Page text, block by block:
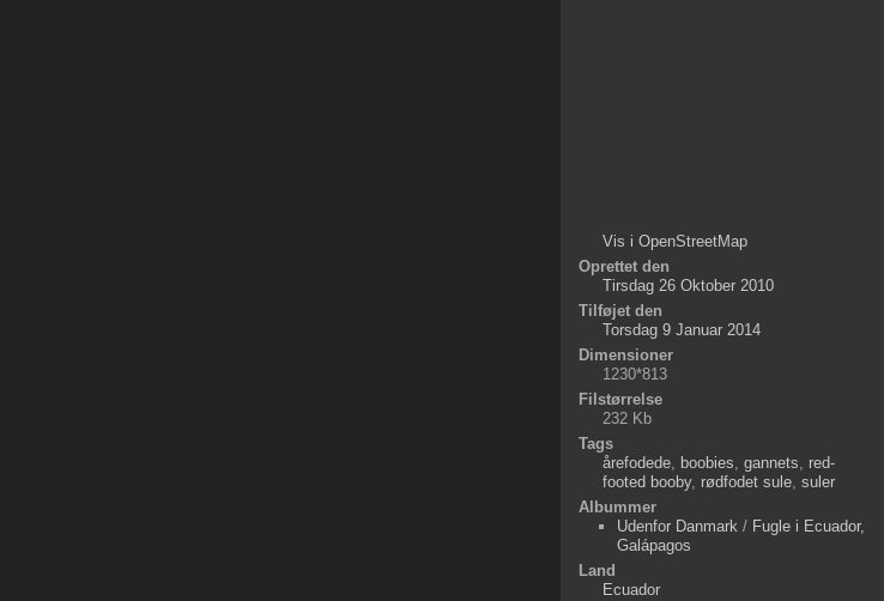
Vis i OpenStreetMap
Oprettet den
Tirsdag 26 Oktober 2010
Tilføjet den
Torsdag 9 Januar 2014
Dimensioner
1230*813
Filstørrelse
232 Kb
Tags
årefodede, boobies, gannets, red-
footed booby, rødfodet sule, suler
Albummer
Udenfor Danmark / Fugle i Ecuador,
Galápagos
Land
Ecuador